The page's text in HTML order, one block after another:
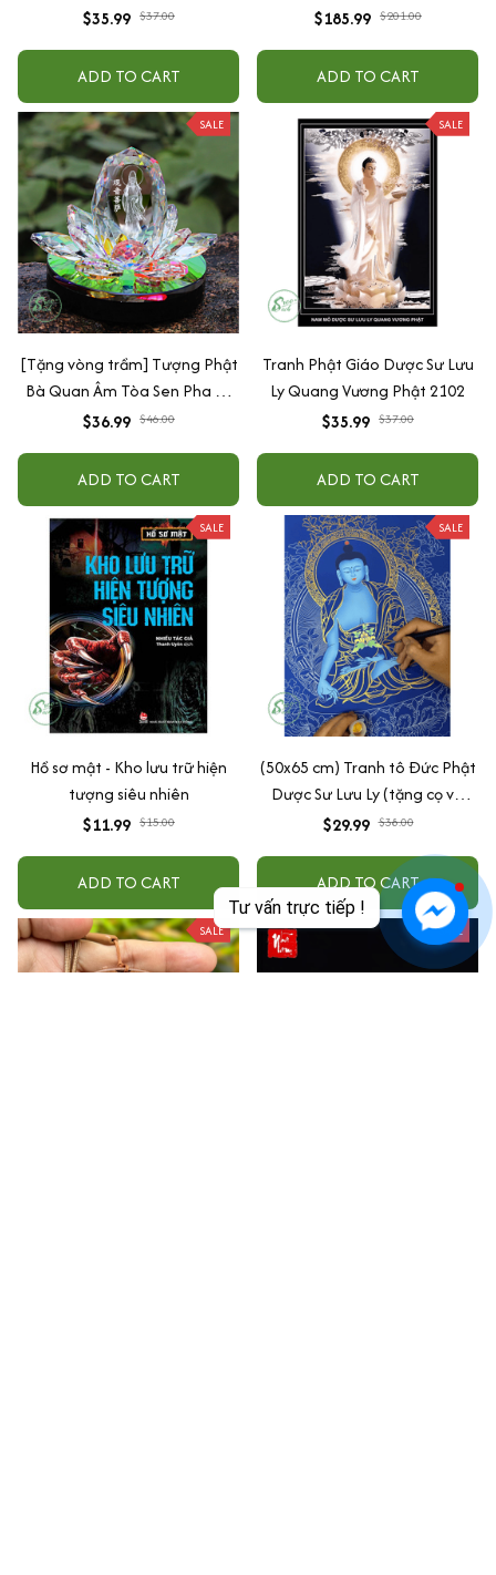
Tư vấn trực tiếp !
$35.99 $37.00
ADD TO CART
Tạng, Quan Âm, A Di Đà, Đại
$185.99 $201.00
ADD TO CART
SALE
[Tặng vòng trầm] Tượng Phật
Bà Quan Âm Tòa Sen Pha Lê
Trang Trí Taplo Ô Tô, Bàn Làm
$36.99 $46.00
ADD TO CART
SALE
Tranh Phật Giáo Dược Sư Lưu
Ly Quang Vương Phật 2102
$35.99 $37.00
ADD TO CART
SALE
Hồ sơ mật - Kho lưu trữ hiện
tượng siêu nhiên
$11.99 $15.00
ADD TO CART
SALE
(50x65 cm) Tranh tô Đức Phật
Dược Sư Lưu Ly (tặng cọ và
màu nhũ vàng)
$29.99 $38.00
ADD TO CART
SALE SALE